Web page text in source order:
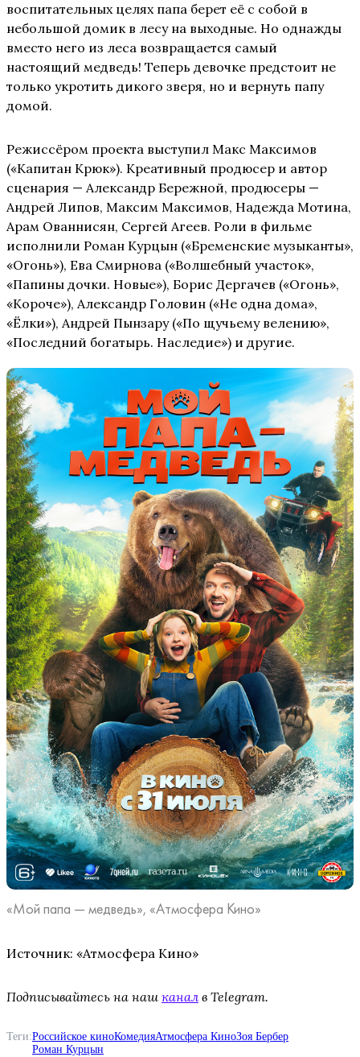
воспитательных целях папа берет её с собой в
небольшой домик в лесу на выходные. Но однажды
вместо него из леса возвращается самый
настоящий медведь! Теперь девочке предстоит не
только укротить дикого зверя, но и вернуть папу
домой.
Режиссёром проекта выступил Макс Максимов
(«Капитан Крюк»). Креативный продюсер и автор
сценария — Александр Бережной, продюсеры —
Андрей Липов, Максим Максимов, Надежда Мотина,
Арам Ованнисян, Сергей Агеев. Роли в фильме
исполнили Роман Курцын («Бременские музыканты»,
«Огонь»), Ева Смирнова («Волшебный участок»,
«Папины дочки. Новые»), Борис Дергачев («Огонь»,
«Короче»), Александр Головин («Не одна дома»,
«Ёлки»), Андрей Пынзару («По щучьему велению»,
«Последний богатырь. Наследие») и другие.
«Мой папа — медведь», «Атмосфера Кино»
Источник: «Атмосфера Кино»
Подписывайтесь на наш канал в Telegram.
Теги:Российское киноКомедияАтмосфера КиноЗоя Бербер
Роман Курцын